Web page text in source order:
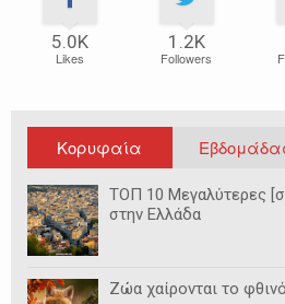
5.0Κ
Likes
1.2Κ
Followers
Κορυφαία
ΤΟΠ 10 Μεγαλύτερες
στην Ελλάδα
Ζώα χαίρονται το